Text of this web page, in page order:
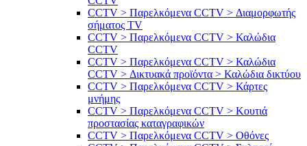
CCTV > Παρελκόμενα CCTV > Διαμορφωτής
σήματος TV
CCTV > Παρελκόμενα CCTV > Καλώδια
CCTV
CCTV > Παρελκόμενα CCTV > Καλώδια
CCTV > Δικτυακά προϊόντα > Καλώδια δικτύου
CCTV > Παρελκόμενα CCTV > Κάρτες
μνήμης
CCTV > Παρελκόμενα CCTV > Κουτιά
προστασίας καταγραφικών
CCTV > Παρελκόμενα CCTV > Οθόνες